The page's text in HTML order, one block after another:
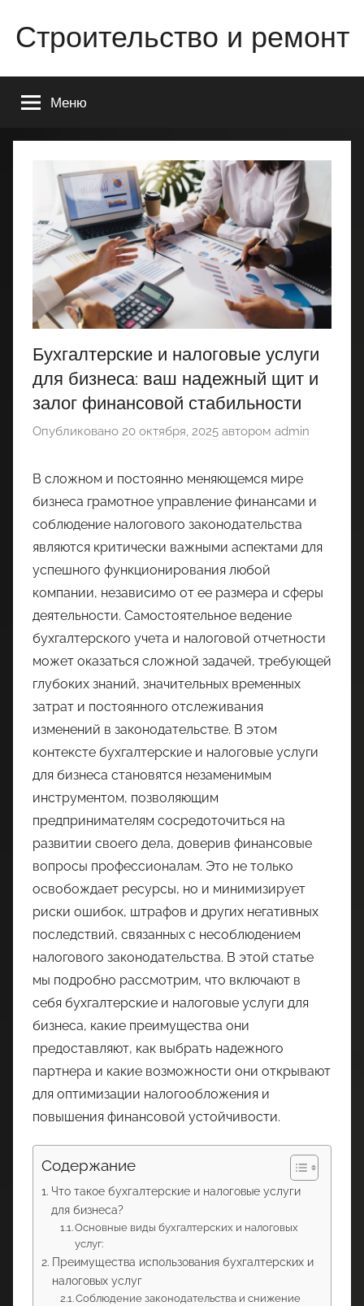
содержимому
Строительство и ремонт
строительстве
ремонте
Вашего
квартиры
Меню
Бухгалтерские и налоговые услуги
для бизнеса: ваш надежный щит и
залог финансовой стабильности
Опубликовано 20 октября, 2025 автором admin
В сложном и постоянно меняющемся мире
бизнеса грамотное управление финансами и
соблюдение налогового законодательства
являются критически важными аспектами для
успешного функционирования любой
компании, независимо от ее размера и сферы
деятельности. Самостоятельное ведение
бухгалтерского учета и налоговой отчетности
может оказаться сложной задачей, требующей
глубоких знаний, значительных временных
затрат и постоянного отслеживания
изменений в законодательстве. В этом
контексте бухгалтерские и налоговые услуги
для бизнеса становятся незаменимым
инструментом, позволяющим
предпринимателям сосредоточиться на
развитии своего дела, доверив финансовые
вопросы профессионалам. Это не только
освобождает ресурсы, но и минимизирует
риски ошибок, штрафов и других негативных
последствий, связанных с несоблюдением
налогового законодательства. В этой статье
мы подробно рассмотрим, что включают в
себя бухгалтерские и налоговые услуги для
бизнеса, какие преимущества они
предоставляют, как выбрать надежного
партнера и какие возможности они открывают
для оптимизации налогообложения и
повышения финансовой устойчивости.
Содержание
Что такое бухгалтерские и налоговые услуги
для бизнеса?
Основные виды бухгалтерских и налоговых
услуг:
Преимущества использования бухгалтерских и
налоговых услуг
Соблюдение законодательства и снижение